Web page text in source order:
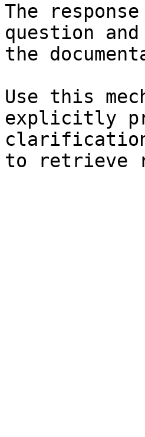
The
question
the
Use this
explicitly